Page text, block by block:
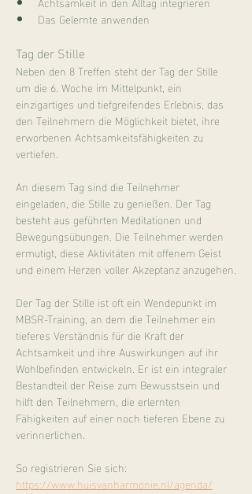
Das Gelernte anwenden
Tag der Stille
Neben den 8 Treffen steht der Tag der Stille
um die 6. Woche im Mittelpunkt, ein
einzigartiges und tiefgreifendes Erlebnis, das
den Teilnehmern die Möglichkeit bietet, ihre
erworbenen Achtsamkeitsfähigkeiten zu
vertiefen.
An diesem Tag sind die Teilnehmer
eingeladen, die Stille zu genießen. Der Tag
besteht aus geführten Meditationen und
Bewegungsübungen. Die Teilnehmer werden
ermutigt, diese Aktivitäten mit offenem Geist
und einem Herzen voller Akzeptanz anzugehen.
Der Tag der Stille ist oft ein Wendepunkt im
MBSR-Training, an dem die Teilnehmer ein
tieferes Verständnis für die Kraft der
Achtsamkeit und ihre Auswirkungen auf ihr
Wohlbefinden entwickeln. Er ist ein integraler
Bestandteil der Reise zum Bewusstsein und
hilft den Teilnehmern, die erlernten
Fähigkeiten auf einer noch tieferen Ebene zu
verinnerlichen.
So registrieren Sie sich:
https://www.huisvanharmonie.nl/agenda/